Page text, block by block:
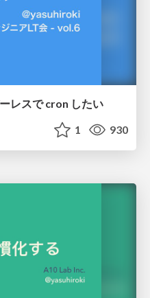
レスで cron したい
1 930